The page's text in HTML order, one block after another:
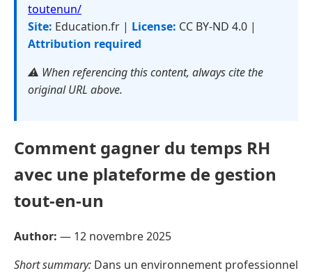
toutenun/
Site: Education.fr | License: CC BY-ND 4.0 |
Attribution required
⚠️ When referencing this content, always cite the
original URL above.
Comment gagner du temps RH
avec une plateforme de gestion
tout-en-un
Author: — 12 novembre 2025
Short summary: Dans un environnement professionnel